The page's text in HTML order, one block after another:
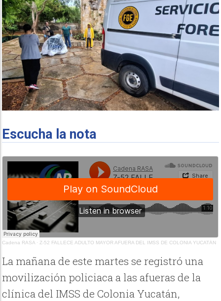
Escucha la nota
Cadena RASA · Z-52 FALLECE ADULTO MAYOR AFUERA DEL IMSS DE COLONIA YUCATÁN
La mañana de este martes se registró una
movilización policiaca a las afueras de la
clínica del IMSS de Colonia Yucatán,